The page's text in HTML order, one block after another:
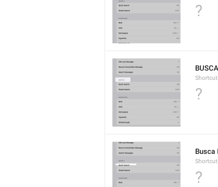
?
BUSCA
?
Busca
?